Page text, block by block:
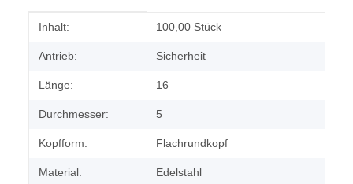
Produkteigenschaft
Wert
Inhalt: 100,00 Stück
Antrieb: Sicherheit
Länge: 16
Durchmesser: 5
Kopfform: Flachrundkopf
Material: Edelstahl